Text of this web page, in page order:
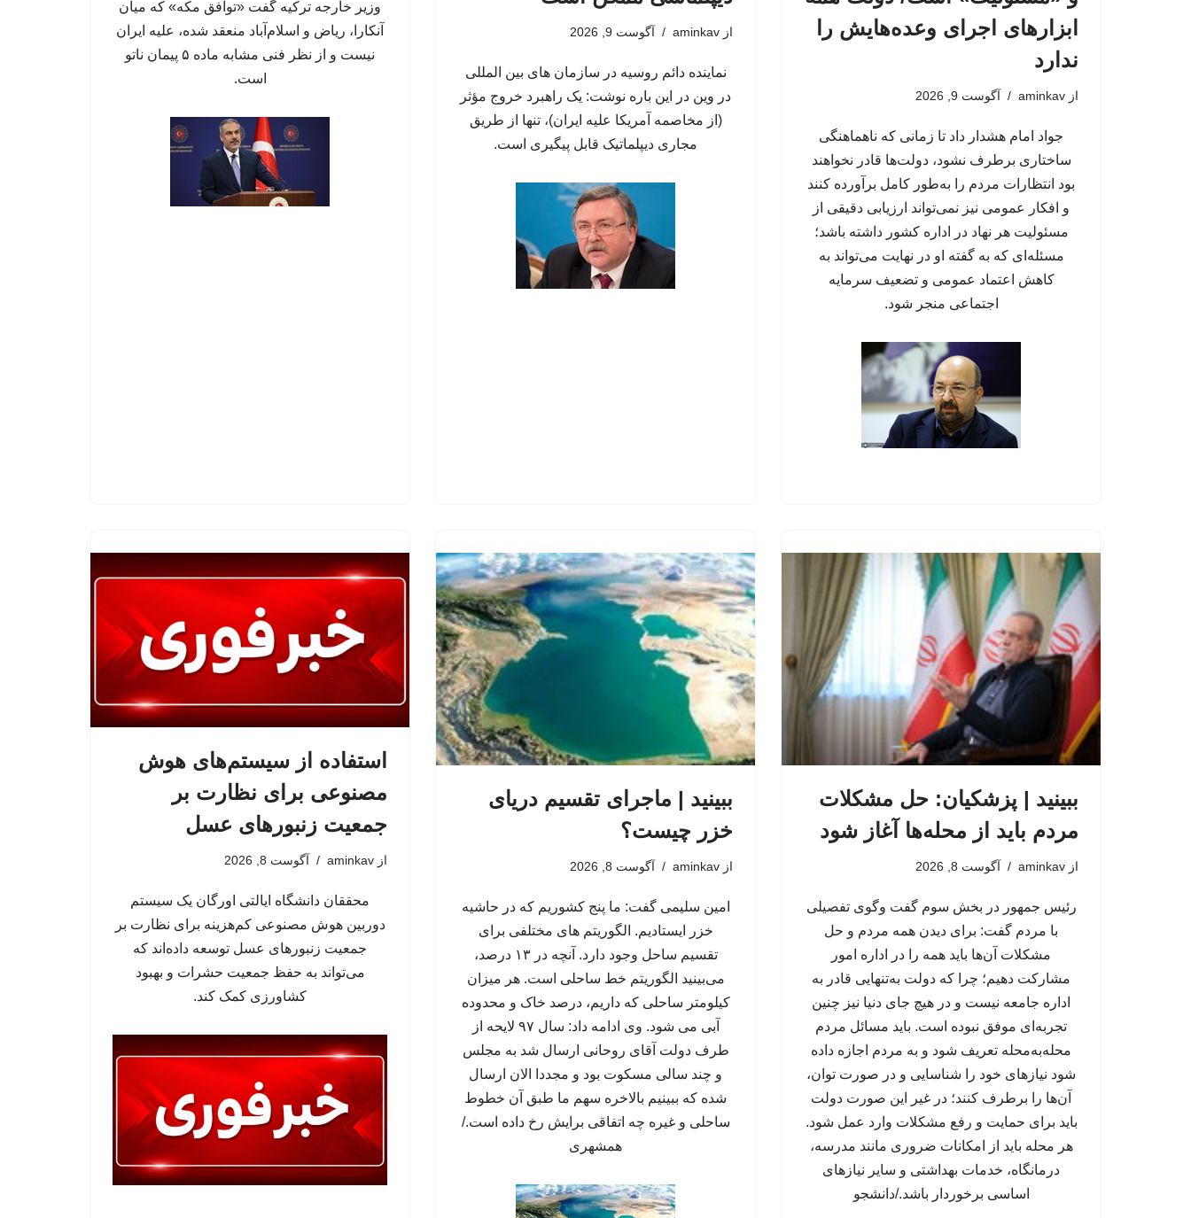
ابزارهای اجرای وعده‌هایش را
ندارد
از aminkav آگوست 9, 2026
جواد امام هشدار داد تا زمانی که ناهماهنگی
ساختاری برطرف نشود، دولت‌ها قادر نخواهند
بود انتظارات مردم را به‌طور کامل برآورده کنند
و افکار عمومی نیز نمی‌تواند ارزیابی دقیقی از
مسئولیت هر نهاد در اداره کشور داشته باشد؛
مسئله‌ای که به گفته او در نهایت می‌تواند به
کاهش اعتماد عمومی و تضعیف سرمایه
اجتماعی منجر شود.
از aminkav آگوست 9, 2026
نماینده دائم روسیه در سازمان‌ های بین‌ المللی
در وین در این باره نوشت: یک راهبرد خروج مؤثر
(از مخاصمه آمریکا علیه ایران)، تنها از طریق
مجاری دیپلماتیک قابل پیگیری است.
وزیر خارجه ترکیه گفت «توافق مکه» که میان
آنکارا، ریاض و اسلام‌آباد منعقد شده، علیه ایران
نیست و از نظر فنی مشابه ماده ۵ پیمان ناتو
است.
ببینید | پزشکیان: حل مشکلات
مردم باید از محله‌ها آغاز شود
از aminkav آگوست 8, 2026
رئیس جمهور در بخش سوم گفت وگوی تفصیلی
با مردم گفت: برای دیدن همه مردم و حل
مشکلات آن‌ها باید همه را در اداره امور
مشارکت دهیم؛ چرا که دولت به‌تنهایی قادر به
اداره جامعه نیست و در هیچ جای دنیا نیز چنین
تجربه‌ای موفق نبوده است. باید مسائل مردم
محله‌به‌محله تعریف شود و به مردم اجازه داده
شود نیازهای خود را شناسایی و در صورت توان،
آن‌ها را برطرف کنند؛ در غیر این صورت دولت
باید برای حمایت و رفع مشکلات وارد عمل شود.
هر محله باید از امکانات ضروری مانند مدرسه،
درمانگاه، خدمات بهداشتی و سایر نیازهای
اساسی برخوردار باشد./دانشجو
ببینید | ماجرای تقسیم دریای
خزر چیست؟
از aminkav آگوست 8, 2026
امین سلیمی گفت: ما پنج کشوریم که در حاشیه
خزر ایستادیم. الگوریتم های مختلفی برای
تقسیم ساحل وجود دارد. آنچه در ۱۳ درصد،
می‌بینید الگوریتم خط ساحلی است. هر میزان
کیلومتر ساحلی که داریم، درصد خاک و محدوده
آبی می شود. وی ادامه داد: سال ۹۷ لایحه از
طرف دولت آقای روحانی ارسال شد به مجلس
و چند سالی مسکوت بود و مجددا الان ارسال
شده که ببینیم بالاخره سهم ما طبق آن خطوط
ساحلی و غیره چه اتفاقی برایش رخ داده است./
همشهری
استفاده از سیستم‌های هوش
مصنوعی برای نظارت بر
جمعیت زنبورهای عسل
از aminkav آگوست 8, 2026
محققان دانشگاه ایالتی اورگان یک سیستم
دوربین هوش مصنوعی کم‌هزینه برای نظارت بر
جمعیت زنبورهای عسل توسعه داده‌اند که
می‌تواند به حفظ جمعیت حشرات و بهبود
کشاورزی کمک کند.